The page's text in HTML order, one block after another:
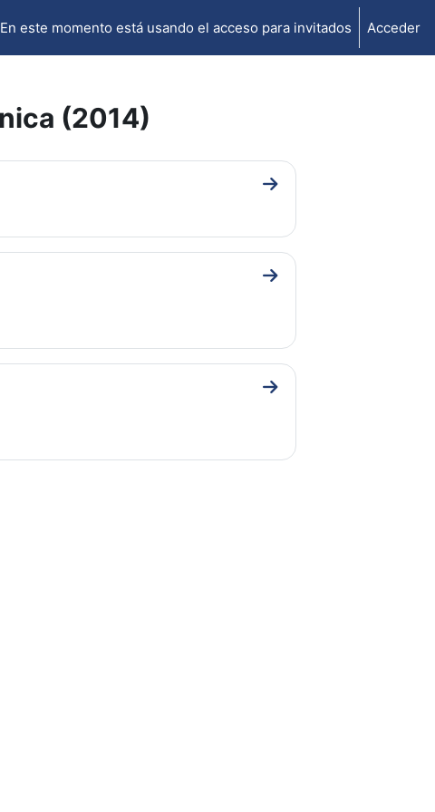
En este momento está usando el acceso para invitados Acceder
(2014)
Ir a sección General
Ir a sección Presentación
Ir a sección APLICACIÓN